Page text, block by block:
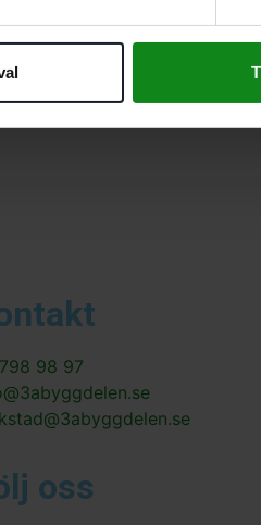
inga recensioner än.
med att recensera ”Festool
inloggad
98 97
oss